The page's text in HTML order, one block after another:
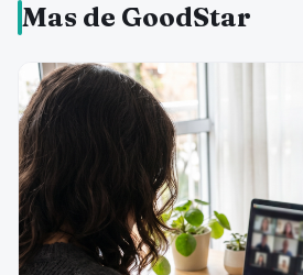
Mas de GoodStar